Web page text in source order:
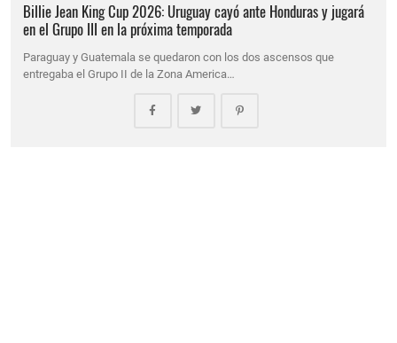
Billie Jean King Cup 2026: Uruguay cayó ante Honduras y jugará
en el Grupo III en la próxima temporada
Paraguay y Guatemala se quedaron con los dos ascensos que
entregaba el Grupo II de la Zona America…